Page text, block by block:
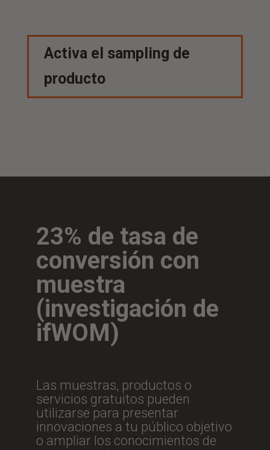
Activa el sampling de
producto
23% de tasa de
conversión con
muestra
(investigación de
ifWOM)
Las muestras, productos o
servicios gratuitos pueden
utilizarse para presentar
innovaciones a tu público objetivo
o ampliar los conocimientos de